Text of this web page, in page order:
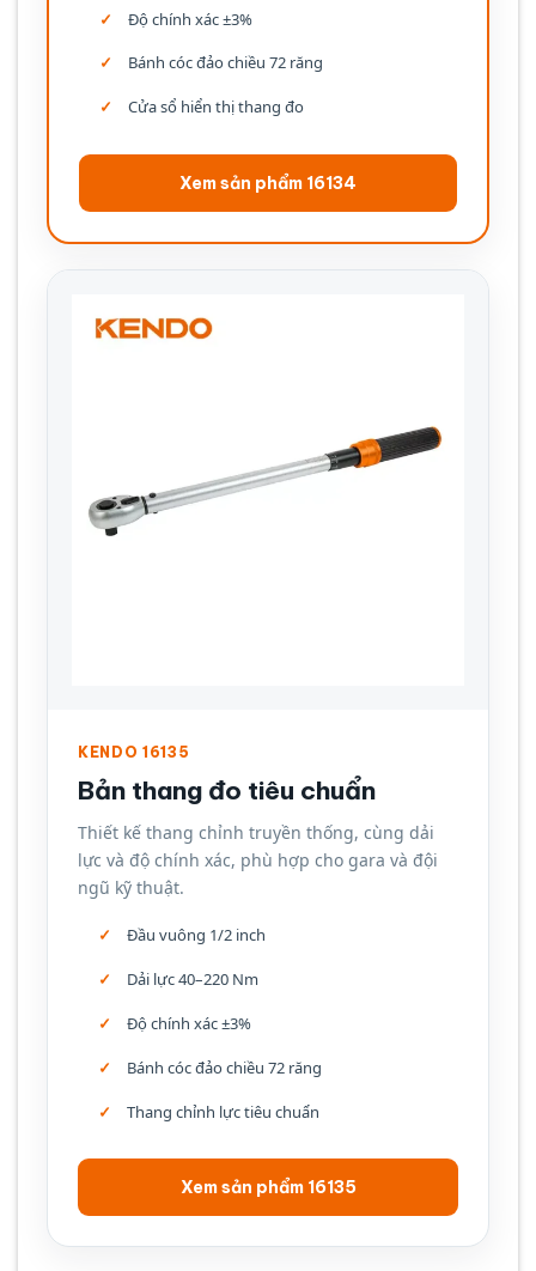
Độ chính xác ±3%
Bánh cóc đảo chiều 72 răng
Cửa sổ hiển thị thang đo
Xem sản phẩm 16134
KENDO 16135
Bản thang đo tiêu chuẩn
Thiết kế thang chỉnh truyền thống, cùng dải
lực và độ chính xác, phù hợp cho gara và đội
ngũ kỹ thuật.
Đầu vuông 1/2 inch
Dải lực 40–220 Nm
Độ chính xác ±3%
Bánh cóc đảo chiều 72 răng
Thang chỉnh lực tiêu chuẩn
Xem sản phẩm 16135